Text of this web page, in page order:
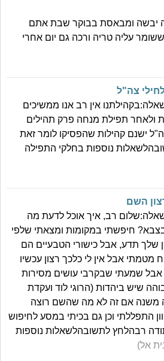
יבשה ומבאסת בבוקר שבת אתם
עליה טריה ורכה גם יום אחרי
צה"ל
אין רב אנו ממשיכים
ולאחר תפילת מנחה פרק תהילים
ישנם קהילות שהפסיקו לומר זאת
נוספות בחלקי התפילה
השם
רב, איך אוכל לדעת מה
חיפשתי במקומות ומצאתי שלפי
שלך תדע, אבל כישורי הטבעיים הם
מטמתי אבל אין לי כלכך רצון עכשיו
אבל שמעתי שבקרבי עושים מסירות
שיש ביהדות (הרוגי לוד ועקדת
משנה אם זה לא מה שהשם רוצה
התפללתי וכן גם בכיתי במסע לחיפוש
רבהלחץ לתשובהלשאלות נוספות
אל)